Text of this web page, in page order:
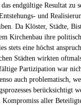
endgültige Resultat zu
und
Da Klöster, Städte,
Kirchenbau ihre
stets eine höchst
Städten wirkten
Partizipation war
auch problematisch,
berücksichtigt
Kompromiss aller